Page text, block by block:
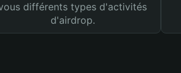
différents types d'activités
d'airdrop.